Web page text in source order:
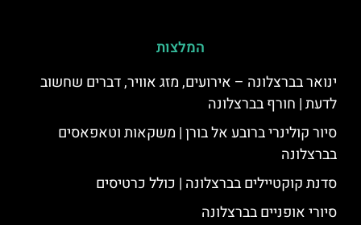
המלצות
ינואר בברצלונה – אירועים, מזג אוויר, דברים שחשוב
לדעת | חורף בברצלונה
סיור קולינרי ברובע אל בורן | משקאות וטאפאסים
בברצלונה
סדנת קוקטיילים בברצלונה | כולל כרטיסים
סיורי אופניים בברצלונה